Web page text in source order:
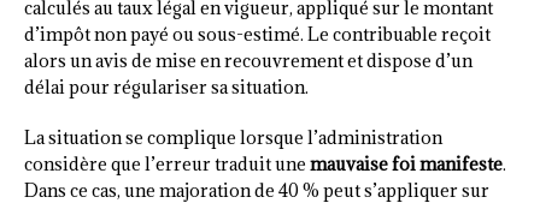
calculés au taux légal en vigueur, appliqué sur le montant
d’impôt non payé ou sous-estimé. Le contribuable reçoit
alors un avis de mise en recouvrement et dispose d’un
délai pour régulariser sa situation.
La situation se complique lorsque l’administration
considère que l’erreur traduit une mauvaise foi manifeste.
Dans ce cas, une majoration de 40 % peut s’appliquer sur